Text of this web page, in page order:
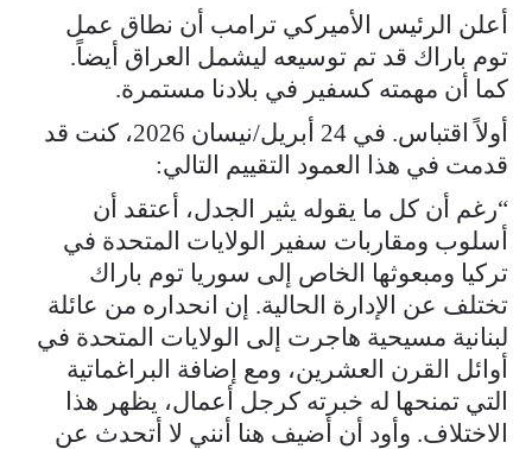
أعلن الرئيس الأميركي ترامب أن نطاق عمل
توم باراك قد تم توسيعه ليشمل العراق أيضاً.
كما أن مهمته كسفير في بلادنا مستمرة.
أولاً اقتباس. في 24 أبريل/نيسان 2026، كنت قد
قدمت في هذا العمود التقييم التالي:
“رغم أن كل ما يقوله يثير الجدل، أعتقد أن
أسلوب ومقاربات سفير الولايات المتحدة في
تركيا ومبعوثها الخاص إلى سوريا توم باراك
تختلف عن الإدارة الحالية. إن انحداره من عائلة
لبنانية مسيحية هاجرت إلى الولايات المتحدة في
أوائل القرن العشرين، ومع إضافة البراغماتية
التي تمنحها له خبرته كرجل أعمال، يظهر هذا
الاختلاف. وأود أن أضيف هنا أنني لا أتحدث عن